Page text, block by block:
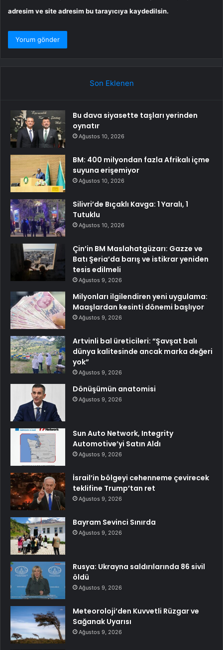
adresim ve site adresim bu tarayıcıya kaydedilsin.
Son Eklenen
Bu dava siyasette taşları yerinden
oynatır
Ağustos 10, 2026
BM: 400 milyondan fazla Afrikalı içme
suyuna erişemiyor
Ağustos 10, 2026
Silivri’de Bıçaklı Kavga: 1 Yaralı, 1
Tutuklu
Ağustos 10, 2026
Çin’in BM Maslahatgüzarı: Gazze ve
Batı Şeria’da barış ve istikrar yeniden
tesis edilmeli
Ağustos 9, 2026
Milyonları ilgilendiren yeni uygulama:
Maaşlardan kesinti dönemi başlıyor
Ağustos 9, 2026
Artvinli bal üreticileri: “Şavşat balı
dünya kalitesinde ancak marka değeri
yok”
Ağustos 9, 2026
Dönüşümün anatomisi
Ağustos 9, 2026
Sun Auto Network, Integrity
Automotive’yi Satın Aldı
Ağustos 9, 2026
İsrail’in bölgeyi cehenneme çevirecek
teklifine Trump’tan ret
Ağustos 9, 2026
Bayram Sevinci Sınırda
Ağustos 9, 2026
Rusya: Ukrayna saldırılarında 86 sivil
öldü
Ağustos 9, 2026
Meteoroloji’den Kuvvetli Rüzgar ve
Sağanak Uyarısı
Ağustos 9, 2026